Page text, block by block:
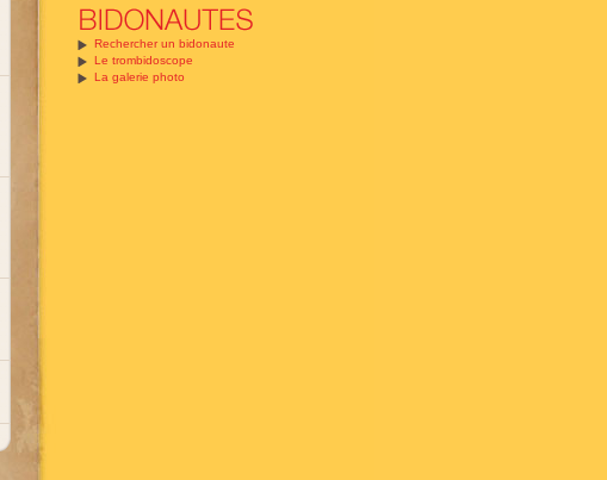
Rechercher un bidonaute
Le trombidoscope
La galerie photo